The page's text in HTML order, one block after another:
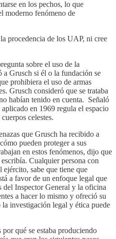
en los pechos, lo que
moderno fenómeno de
procedencia de los UAP, ni cree
sobre el uso de la
Grusch si él o la fundación se
prohibiera el uso de armas
Grusch consideró que se trataba
habían tenido en cuenta. Señaló
en 1969 regula el espacio
celestes.
que Grusch ha recibido a
pueden proteger a sus
en estos fenómenos, dijo que
Cualquier persona con
sabe que tiene que
a favor de un enfoque legal que
del Inspector General y la oficina
a hacer lo mismo y ofreció su
investigación legal y ética puede
qué se estaba produciendo